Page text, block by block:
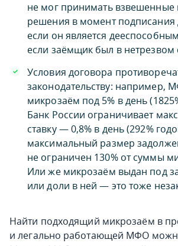
не мог принимать взвешенные
решения в момент подписания
если он является
если заёмщик был в нетрезвом
Условия договора
законодательству: например,
микрозаём под 5% в день
Банк России ограничивает
ставку — 0,8% в день (292%
максимальный размер
не ограничен 130% от суммы
Или же микрозаём выдан под
или доли в ней — это тоже
Найти подходящий микрозаём в
и легально работающей МФО